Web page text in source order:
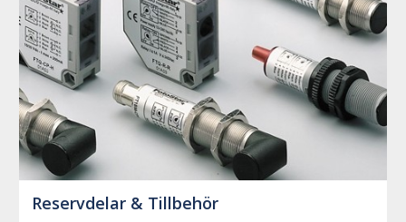
Reservdelar & Tillbehör